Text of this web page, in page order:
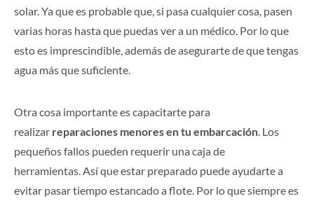
solar. Ya que es probable que, si pasa cualquier cosa, pasen
varias horas hasta que puedas ver a un médico. Por lo que
esto es imprescindible, además de asegurarte de que tengas
agua más que suficiente.
Otra cosa importante es capacitarte para
realizar reparaciones menores en tu embarcación. Los
pequeños fallos pueden requerir una caja de
herramientas. Así que estar preparado puede ayudarte a
evitar pasar tiempo estancado a flote. Por lo que siempre es